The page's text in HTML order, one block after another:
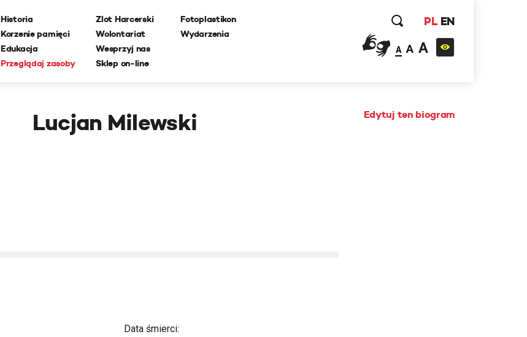
Historia
Korzenie pamięci
Edukacja
Przeglądaj zasoby
Zlot Harcerski
Wolontariat
Wesprzyj nas
Sklep on-line
Fotoplastikon
Wydarzenia
PL EN
A A A
Edytuj ten biogram
Lucjan Milewski
Data śmierci: